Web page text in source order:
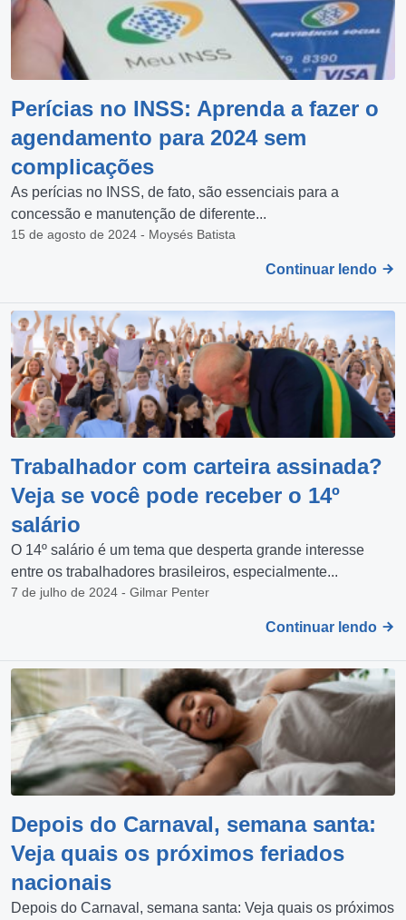
Perícias no INSS: Aprenda a fazer o
agendamento para 2024 sem
complicações
As perícias no INSS, de fato, são essenciais para a
concessão e manutenção de diferente...
15 de agosto de 2024 - Moysés Batista
Continuar lendo
Trabalhador com carteira assinada?
Veja se você pode receber o 14º
salário
O 14º salário é um tema que desperta grande interesse
entre os trabalhadores brasileiros, especialmente...
7 de julho de 2024 - Gilmar Penter
Continuar lendo
Depois do Carnaval, semana santa:
Veja quais os próximos feriados
nacionais
Depois do Carnaval, semana santa: Veja quais os próximos